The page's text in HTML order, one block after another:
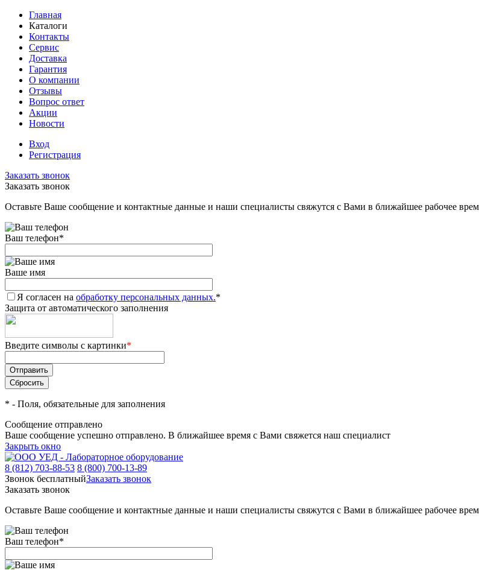
Главная
Каталоги
Контакты
Сервис
Доставка
Гарантия
О компании
Отзывы
Вопрос ответ
Акции
Новости
Вход
Регистрация
Заказать звонок
Заказать звонок
Оставьте Ваше сообщение и контактные данные и наши специалисты свяжутся с Вами в ближайшее рабочее
Ваш телефон*
Ваше имя
Я согласен на обработку персональных данных.*
Защита от автоматического заполнения
Введите символы с картинки*
* - Поля, обязательные для заполнения
Сообщение отправлено
Ваше сообщение успешно отправлено. В ближайшее время с Вами свяжется наш специалист
Закрыть окно
8 (812) 703-88-53 8 (800) 700-13-89
Звонок бесплатныйЗаказать звонок
Заказать звонок
Оставьте Ваше сообщение и контактные данные и наши специалисты свяжутся с Вами в ближайшее рабочее
Ваш телефон*